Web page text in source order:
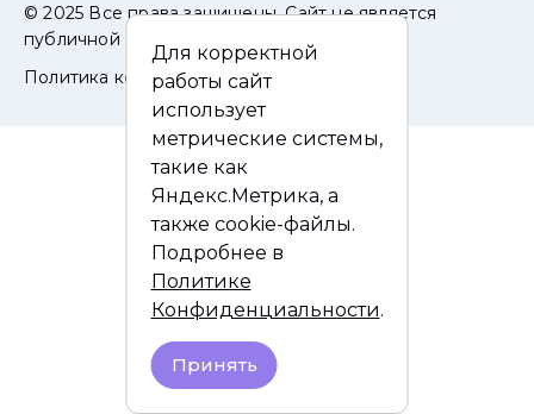
© 2025 Все права защищены. Сайт не является
публичной офертой.
Политика конфиденциальности
Для корректной
работы сайт
использует
метрические системы,
такие как
Яндекс.Метрика, а
также cookie-файлы.
Подробнее в
Политике
Конфиденциальности.
Принять